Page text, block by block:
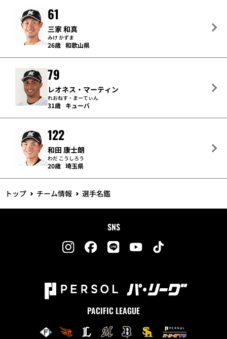
61
三家 和真
みけ かずま
26歳 和歌山県
79
レオネス・マーティン
れおねす・まーてぃん
31歳 キューバ
122
和田 康士朗
わだ こうしろう
20歳 埼玉県
トップ チーム情報 選手名鑑
SNS
PACIFIC LEAGUE